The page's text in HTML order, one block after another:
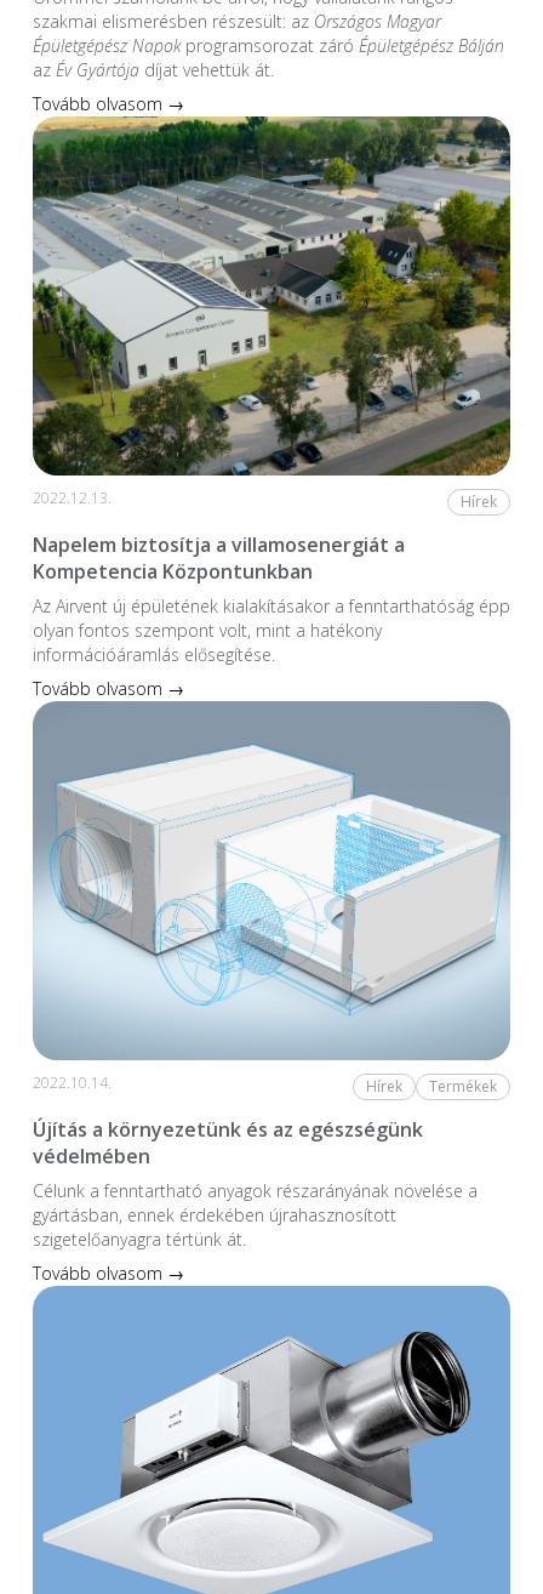
szakmai elismerésben részesült: az Országos Magyar
Épületgépész Napokprogramsorozat záró Épületgépész Bálján
az Év Gyártójadíjat vehettük át.
Tovább olvasom →
2022.12.13. Hírek
Napelem biztosítja a villamosenergiát a
Kompetencia Központunkban
Az Airvent új épületének kialakításakor a fenntarthatóság épp
olyan fontos szempont volt, mint a hatékony
információáramlás elősegítése.
Tovább olvasom →
2022.10.14. Hírek Termékek
Újítás a környezetünk és az egészségünk
védelmében
Célunk a fenntartható anyagok részarányának növelése a
gyártásban, ennek érdekében újrahasznosított
szigetelőanyagra tértünk át.
Tovább olvasom →